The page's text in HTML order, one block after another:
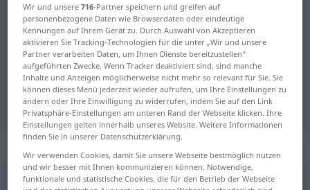
Deutsch-Serbisch Übersetzung für
"importieren"
"importieren" Serbisch
Übersetzung
„importieren“
importieren
Wir und unsere716-Partner speichern und greifen auf
personenbezogene Daten wie Browserdaten oder eindeutige
Kennungen auf Ihrem Gerät zu. Durch Auswahl von Akzeptieren
aktivieren Sie Tracking-Technologien für die unter „Wir und unsere
Partner verarbeiten Daten, um Ihnen Dienste bereitzustellen“
aufgeführten Zwecke. Wenn Tracker deaktiviert sind, sind manche
Inhalte und Anzeigen möglicherweise nicht mehr so relevant für Sie. Sie
können dieses Menü jederzeit wieder aufrufen, um Ihre Einstellungen zu
ändern oder Ihre Einwilligung zu widerrufen, indem Sie auf den Link
Privatsphäre-Einstellungen am unteren Rand der Webseite klicken. Ihre
Einstellungen gelten innerhalb unseres Website. Weitere Informationen
finden Sie in unserer Datenschutzerklärung.
Wir verwenden Cookies, damit Sie unsere Webseite bestmöglich nutzen
und wir besser mit Ihnen kommunizieren können. Notwendige,
funktionale und statistische Cookies, die für den Betrieb der Webseite